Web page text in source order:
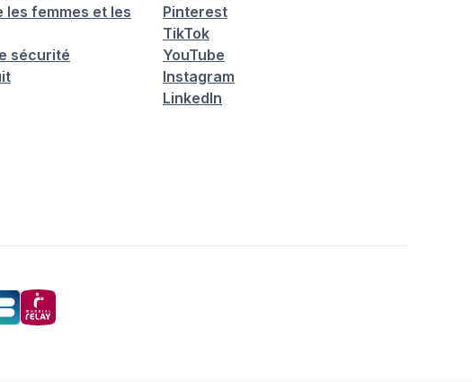
les femmes et les
sécurité
Pinterest
TikTok
YouTube
Instagram
LinkedIn